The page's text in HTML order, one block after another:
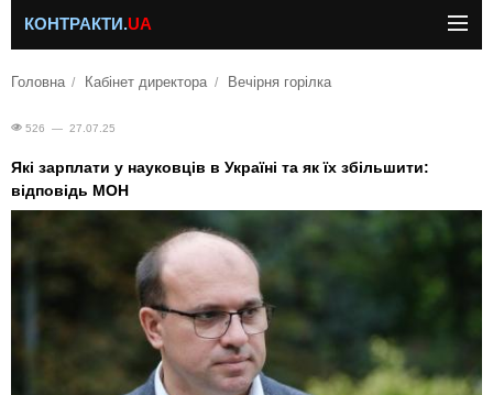
КОНТРАКТИ.UA
Головна Кабінет директора Вечірня горілка
526 — 27.07.25
Які зарплати у науковців в Україні та як їх збільшити:
відповідь МОН